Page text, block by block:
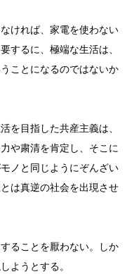
ければ、家電を使わない
するに、極端な生活は、
ことになるのではないか
を目指した共産主義は、
や粛清を肯定し、そこに
ノと同じようにぞんざい
は真逆の社会を出現させ
ることを厭わない。しか
ようとする。